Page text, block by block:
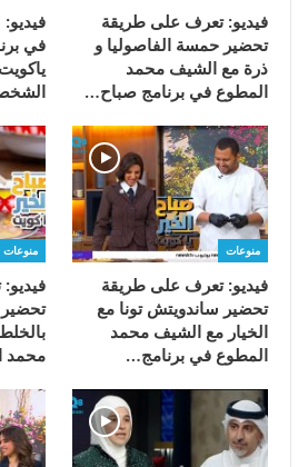
فيديو: تعرف على طريقة
تحضير حمسة الفاصوليا و
ذرة مع الشيف محمد
المطوع في برنامج صباح…
في
منوعات
فيديو: تعرف على طريقة
تحضير ساندويتش تونا مع
الخيار مع الشيف محمد
المطوع في برنامج…
منوعات
محمد